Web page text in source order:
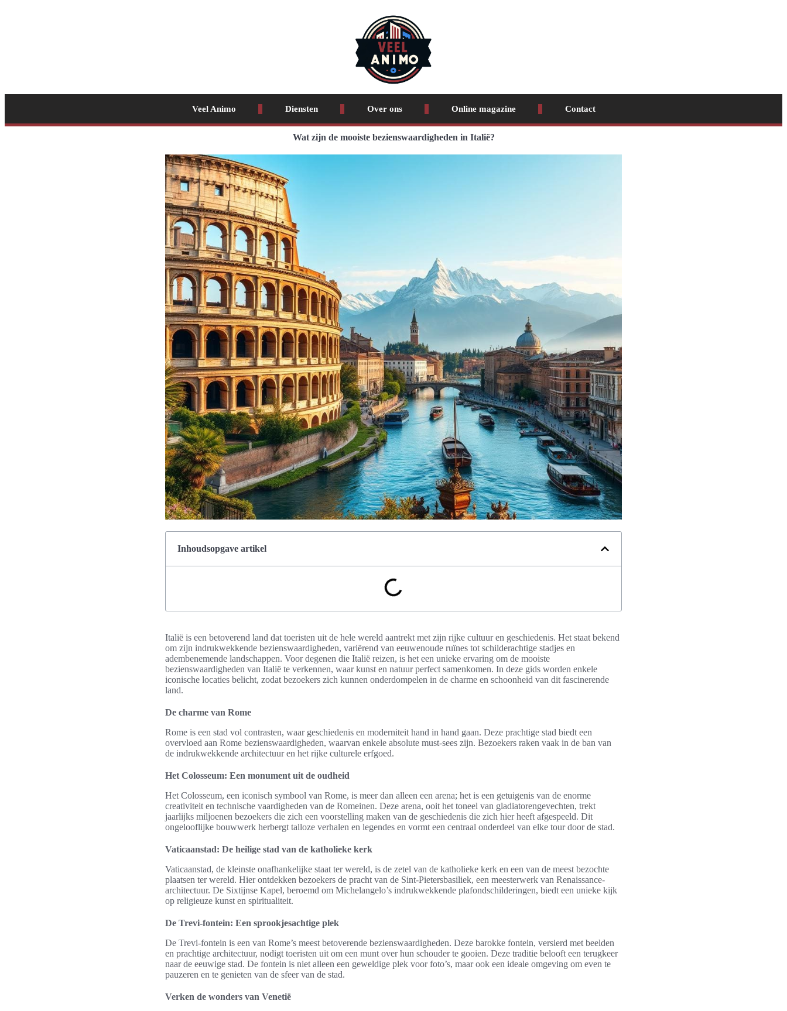
Veel Animo Diensten Over ons Online magazine Contact
Wat zijn de mooiste bezienswaardigheden in Italië?
Inhoudsopgave artikel
Italië is een betoverend land dat toeristen uit de hele wereld aantrekt met zijn rijke cultuur en geschiedenis. Het staat bekend
om zijn indrukwekkende bezienswaardigheden, variërend van eeuwenoude ruïnes tot schilderachtige stadjes en
adembenemende landschappen. Voor degenen die Italië reizen, is het een unieke ervaring om de mooiste
bezienswaardigheden van Italië te verkennen, waar kunst en natuur perfect samenkomen. In deze gids worden enkele
iconische locaties belicht, zodat bezoekers zich kunnen onderdompelen in de charme en schoonheid van dit fascinerende
land.
De charme van Rome
Rome is een stad vol contrasten, waar geschiedenis en moderniteit hand in hand gaan. Deze prachtige stad biedt een
overvloed aan Rome bezienswaardigheden, waarvan enkele absolute must-sees zijn. Bezoekers raken vaak in de ban van
de indrukwekkende architectuur en het rijke culturele erfgoed.
Het Colosseum: Een monument uit de oudheid
Het Colosseum, een iconisch symbool van Rome, is meer dan alleen een arena; het is een getuigenis van de enorme
creativiteit en technische vaardigheden van de Romeinen. Deze arena, ooit het toneel van gladiatorengevechten, trekt
jaarlijks miljoenen bezoekers die zich een voorstelling maken van de geschiedenis die zich hier heeft afgespeeld. Dit
ongelooflijke bouwwerk herbergt talloze verhalen en legendes en vormt een centraal onderdeel van elke tour door de stad.
Vaticaanstad: De heilige stad van de katholieke kerk
Vaticaanstad, de kleinste onafhankelijke staat ter wereld, is de zetel van de katholieke kerk en een van de meest bezochte
plaatsen ter wereld. Hier ontdekken bezoekers de pracht van de Sint-Pietersbasiliek, een meesterwerk van Renaissance-
architectuur. De Sixtijnse Kapel, beroemd om Michelangelo’s indrukwekkende plafondschilderingen, biedt een unieke kijk
op religieuze kunst en spiritualiteit.
De Trevi-fontein: Een sprookjesachtige plek
De Trevi-fontein is een van Rome’s meest betoverende bezienswaardigheden. Deze barokke fontein, versierd met beelden
en prachtige architectuur, nodigt toeristen uit om een munt over hun schouder te gooien. Deze traditie belooft een terugkeer
naar de eeuwige stad. De fontein is niet alleen een geweldige plek voor foto’s, maar ook een ideale omgeving om even te
pauzeren en te genieten van de sfeer van de stad.
Verken de wonders van Venetië